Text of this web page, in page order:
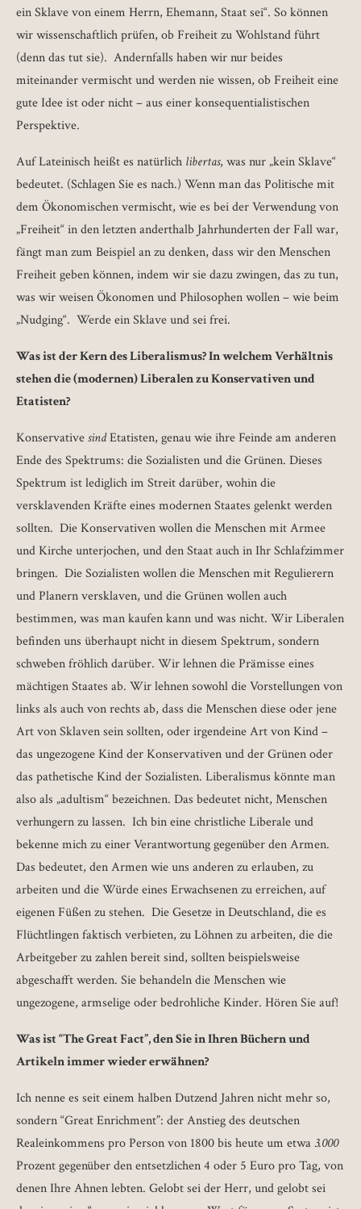
ein Sklave von einem Herrn, Ehemann, Staat sei“. So können
wir wissenschaftlich prüfen, ob Freiheit zu Wohlstand führt
(denn das tut sie). Andernfalls haben wir nur beides
miteinander vermischt und werden nie wissen, ob Freiheit eine
gute Idee ist oder nicht – aus einer konsequentialistischen
Perspektive.
Auf Lateinisch heißt es natürlich libertas, was nur „kein Sklave“
bedeutet. (Schlagen Sie es nach.) Wenn man das Politische mit
dem Ökonomischen vermischt, wie es bei der Verwendung von
„Freiheit“ in den letzten anderthalb Jahrhunderten der Fall war,
fängt man zum Beispiel an zu denken, dass wir den Menschen
Freiheit geben können, indem wir sie dazu zwingen, das zu tun,
was wir weisen Ökonomen und Philosophen wollen – wie beim
„Nudging“. Werde ein Sklave und sei frei.
Was ist der Kern des Liberalismus? In welchem Verhältnis
stehen die (modernen) Liberalen zu Konservativen und
Etatisten?
KonservativesindEtatisten, genau wie ihre Feinde am anderen
Ende des Spektrums: die Sozialisten und die Grünen. Dieses
Spektrum ist lediglich im Streit darüber, wohin die
versklavenden Kräfte eines modernen Staates gelenkt werden
sollten. Die Konservativen wollen die Menschen mit Armee
und Kirche unterjochen, und den Staat auch in Ihr Schlafzimmer
bringen. Die Sozialisten wollen die Menschen mit Regulierern
und Planern versklaven, und die Grünen wollen auch
bestimmen, was man kaufen kann und was nicht. Wir Liberalen
befinden uns überhaupt nicht in diesem Spektrum, sondern
schweben fröhlich darüber. Wir lehnen die Prämisse eines
mächtigen Staates ab. Wir lehnen sowohl die Vorstellungen von
links als auch von rechts ab, dass die Menschen diese oder jene
Art von Sklaven sein sollten, oder irgendeine Art von Kind –
das ungezogene Kind der Konservativen und der Grünen oder
das pathetische Kind der Sozialisten. Liberalismus könnte man
also als „adultism“ bezeichnen. Das bedeutet nicht, Menschen
verhungern zu lassen. Ich bin eine christliche Liberale und
bekenne mich zu einer Verantwortung gegenüber den Armen.
Das bedeutet, den Armen wie uns anderen zu erlauben, zu
arbeiten und die Würde eines Erwachsenen zu erreichen, auf
eigenen Füßen zu stehen. Die Gesetze in Deutschland, die es
Flüchtlingen faktisch verbieten, zu Löhnen zu arbeiten, die die
Arbeitgeber zu zahlen bereit sind, sollten beispielsweise
abgeschafft werden. Sie behandeln die Menschen wie
ungezogene, armselige oder bedrohliche Kinder. Hören Sie auf!
Was ist “The Great Fact”, den Sie in Ihren Büchern und
Artikeln immer wieder erwähnen?
Ich nenne es seit einem halben Dutzend Jahren nicht mehr so,
sondern “Great Enrichment”: der Anstieg des deutschen
Realeinkommens pro Person von 1800 bis heute um etwa3.000
Prozent gegenüber den entsetzlichen 4 oder 5 Euro pro Tag, von
denen Ihre Ahnen lebten. Gelobt sei der Herr, und gelobt sei